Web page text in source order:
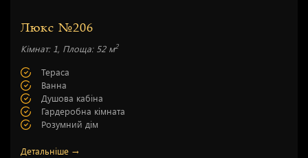
Люкс №206
Кімнат: 1, Площа: 52 м2
Тераса
Ванна
Душова кабіна
Гардеробна кімната
Розумний дім
Детальніше →